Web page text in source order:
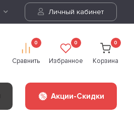
Личный кабинет
0
Сравнить
0
Избранное
0
Корзина
Акции-Скидки